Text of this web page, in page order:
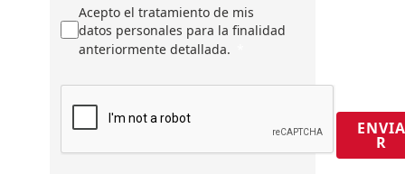
Acepto el tratamiento de mis
datos personales para la finalidad
anteriormente detallada.
ENVIA
R